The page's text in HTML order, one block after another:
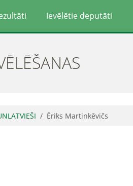
Ievēlētie deputāti
Ēriks Martinkēvičs